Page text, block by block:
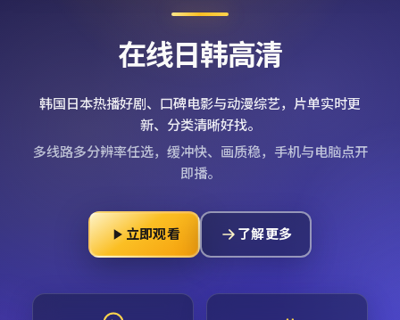
在线日韩高清
韩国日本热播好剧、口碑电影与动漫综艺，片单实时更
新、分类清晰好找。
多线路多分辨率任选，缓冲快、画质稳，手机与电脑点开
即播。
立即观看 了解更多